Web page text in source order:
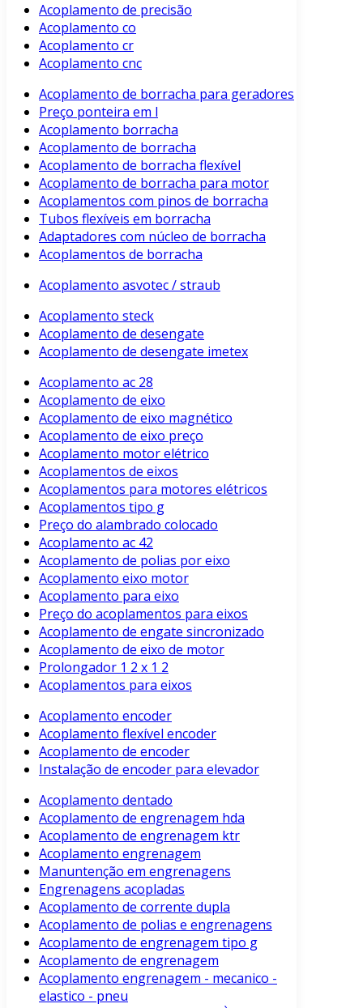
Acoplamento de precisão
Acoplamento co
Acoplamento cr
Acoplamento cnc
Acoplamento de borracha para geradores
Preço ponteira em l
Acoplamento borracha
Acoplamento de borracha
Acoplamento de borracha flexível
Acoplamento de borracha para motor
Acoplamentos com pinos de borracha
Tubos flexíveis em borracha
Adaptadores com núcleo de borracha
Acoplamentos de borracha
Acoplamento asvotec / straub
Acoplamento steck
Acoplamento de desengate
Acoplamento de desengate imetex
Acoplamento ac 28
Acoplamento de eixo
Acoplamento de eixo magnético
Acoplamento de eixo preço
Acoplamento motor elétrico
Acoplamentos de eixos
Acoplamentos para motores elétricos
Acoplamentos tipo g
Preço do alambrado colocado
Acoplamento ac 42
Acoplamento de polias por eixo
Acoplamento eixo motor
Acoplamento para eixo
Preço do acoplamentos para eixos
Acoplamento de engate sincronizado
Acoplamento de eixo de motor
Prolongador 1 2 x 1 2
Acoplamentos para eixos
Acoplamento encoder
Acoplamento flexível encoder
Acoplamento de encoder
Instalação de encoder para elevador
Acoplamento dentado
Acoplamento de engrenagem hda
Acoplamento de engrenagem ktr
Acoplamento engrenagem
Manuntenção em engrenagens
Engrenagens acopladas
Acoplamento de corrente dupla
Acoplamento de polias e engrenagens
Acoplamento de engrenagem tipo g
Acoplamento de engrenagem
Acoplamento engrenagem - mecanico -
elastico - pneu